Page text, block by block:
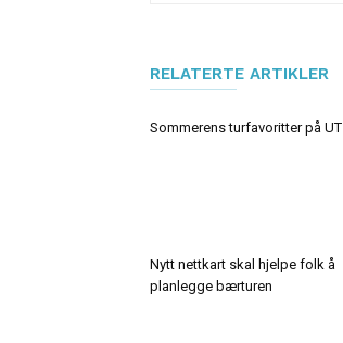
RELATERTE ARTIKLER
Sommerens turfavoritter på UT
Nytt nettkart skal hjelpe folk å
planlegge bærturen